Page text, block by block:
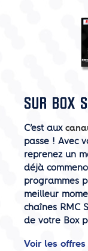
SUR BOX
C’est aux
passe ! Avec
reprenez un
déjà
programmes
meilleur
chaînes RMC
de votre Box
Voir les offres